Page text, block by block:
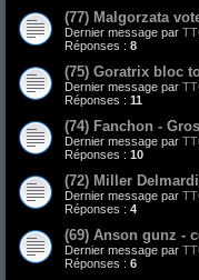
(77) Malgorzata
Dernier message par
Réponses : 8
(75) Goratrix bloc
Dernier message par
Réponses : 11
(74) Fanchon -
Dernier message par
Réponses : 10
(72) Miller
Dernier message par
Réponses : 4
(69) Anson gunz -
Dernier message par
Réponses : 6